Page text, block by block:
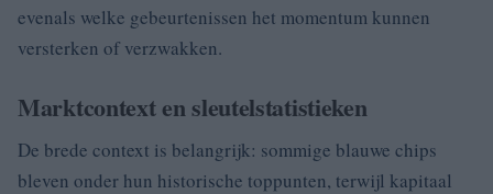
evenals welke gebeurtenissen het momentum kunnen
versterken of verzwakken.
Marktcontext en sleutelstatistieken
De brede context is belangrijk: sommige blauwe chips
bleven onder hun historische toppunten, terwijl kapitaal